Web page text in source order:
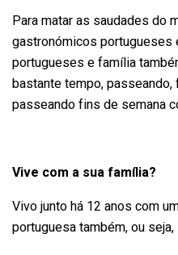
Para matar as saudades do
gastronómicos portugueses
portugueses e família
bastante tempo,
passeando fins de semana
Vive com a sua família?
Vivo junto há 12 anos com
portuguesa também, ou